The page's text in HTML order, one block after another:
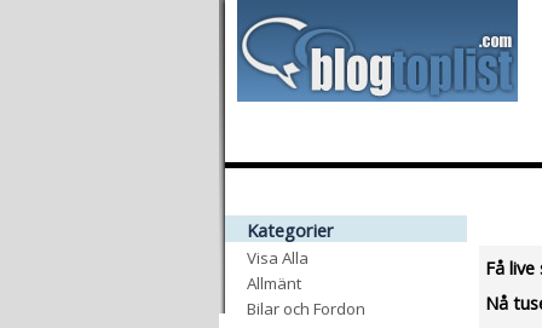
Kategorier
Visa Alla
Allmänt
Bilar och Fordon
Få
Nå